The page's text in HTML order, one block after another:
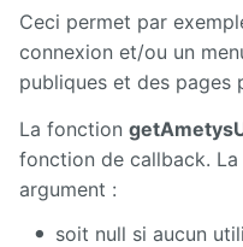
Manuel de
paramétrage
et
Manuel
de
mise à
jour
Ceci permet par
connexion et/ou un
publiques et des pages
La fonction
fonction de callback.
argument :
soit null si aucun